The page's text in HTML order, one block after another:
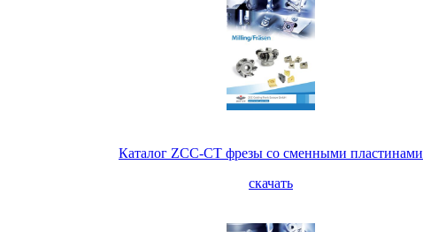
Каталог ZCC-CT фрезы со сменными пластинами
скачать